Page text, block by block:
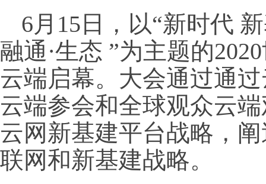
6月15日，以“新时代
融通·生态 ”为主题的
云端启幕。大会通过通
云端参会和全球观众云
云网新基建平台战略，
联网和新基建战略。